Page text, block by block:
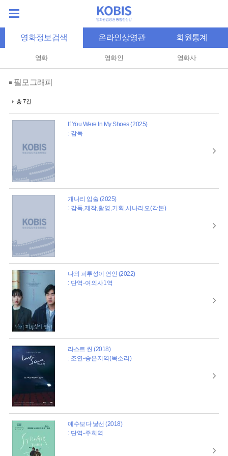
영화정보검색 온라인상영관 회원통계
영화 영화인 영화사
필모그래피
총 7건
If You Were In My Shoes (2025)
: 감독
개나리 입술 (2025)
: 감독,제작,촬영,기획,시나리오(각본)
나의 피투성이 연인 (2022)
: 단역-여의사1역
라스트 씬 (2018)
: 조연-송은지역(목소리)
예수보다 낯선 (2018)
: 단역-주희역